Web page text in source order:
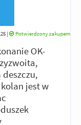
| Potwierdzony zakupem
OK-
jest w